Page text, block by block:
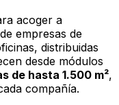
acoger a
de empresas de
distribuidas
desde módulos
de hasta 1.500 m²,
compañía.